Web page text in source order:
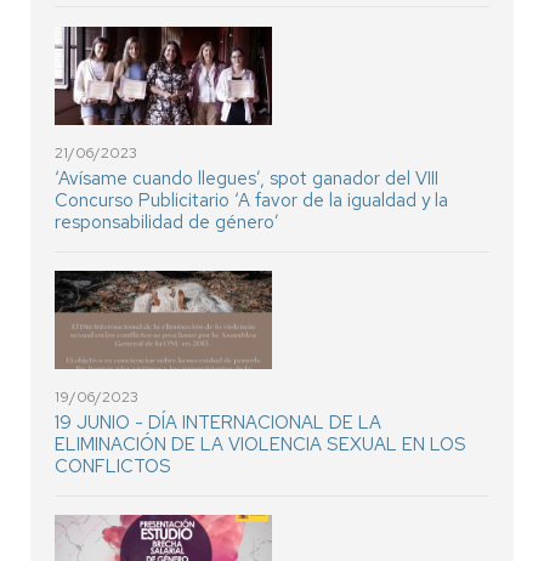
21/06/2023
‘Avísame cuando llegues’, spot ganador del VIII
Concurso Publicitario ‘A favor de la igualdad y la
responsabilidad de género’
19/06/2023
19 JUNIO - DÍA INTERNACIONAL DE LA
ELIMINACIÓN DE LA VIOLENCIA SEXUAL EN LOS
CONFLICTOS